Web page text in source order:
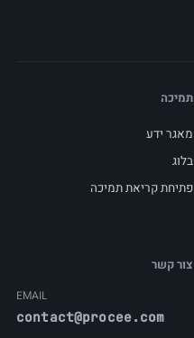
תמיכה
מאגר ידע
בלוג
פתיחת קריאת תמיכה
צור קשר
EMAIL
contact@procee.com